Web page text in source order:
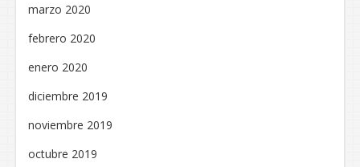
marzo 2020
febrero 2020
enero 2020
diciembre 2019
noviembre 2019
octubre 2019